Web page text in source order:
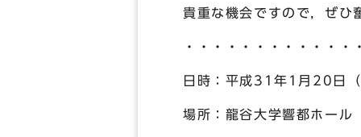
貴重な機会ですので，ぜひ
・・・・・・・・・・・
日時：平成31年1月20日
場所：龍谷大学響都ホール